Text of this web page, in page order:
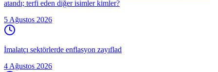
atandı; terfi eden diğer isimler kimler?
5 Ağustos 2026
İmalatçı sektörlerde enflasyon zayıflad
4 Ağustos 2026